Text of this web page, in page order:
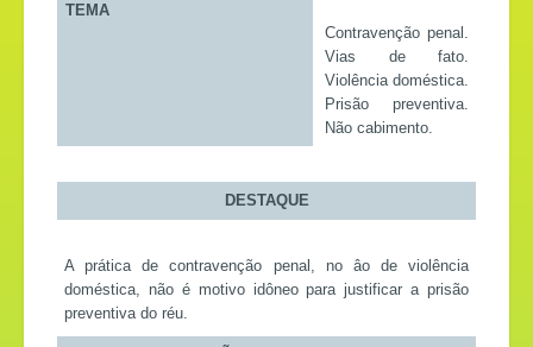
TEMA
Contravenção penal.
Vias de fato.
Violência doméstica.
Prisão preventiva.
Não cabimento.
DESTAQUE
A prática de contravenção penal, no âo de violência
doméstica, não é motivo idôneo para justificar a prisão
preventiva do réu.